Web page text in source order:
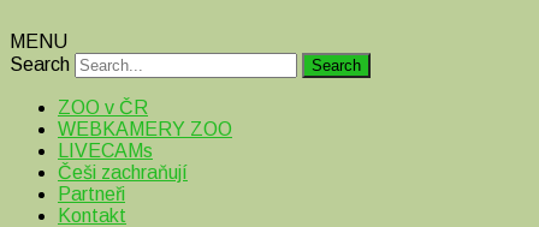
MENU
Search
ZOO v ČR
WEBKAMERY ZOO
LIVECAMs
Češi zachraňují
Partneři
Kontakt